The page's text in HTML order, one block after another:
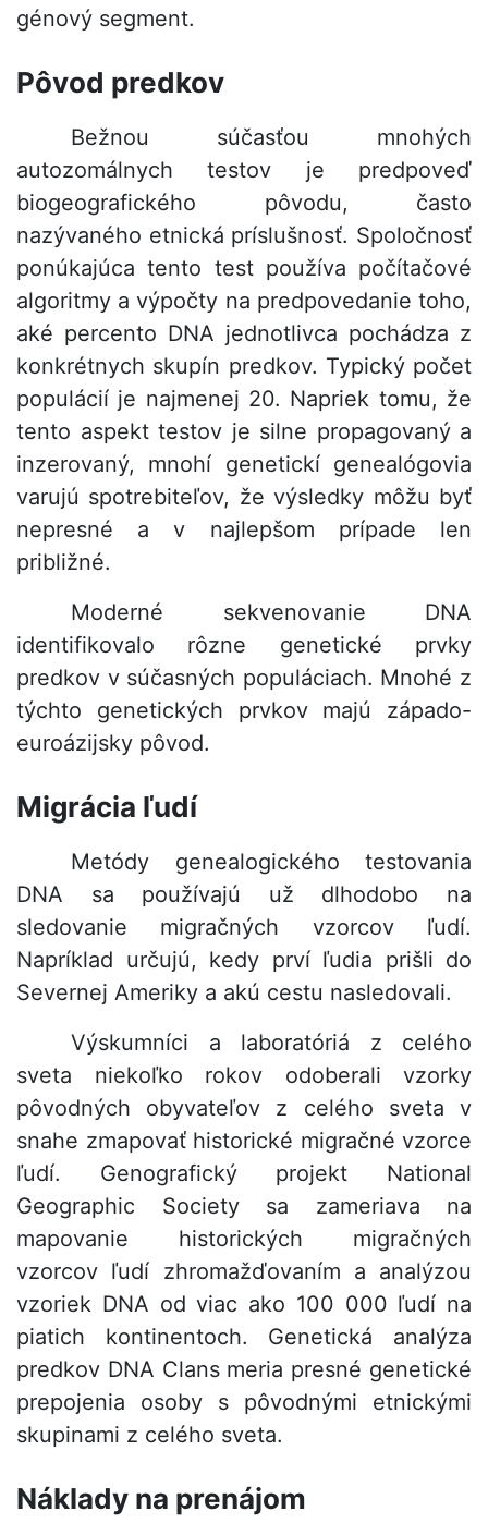
génový segment.
Pôvod predkov
Bežnou súčasťou mnohých
autozomálnych testov je predpoveď
biogeografického pôvodu, často
nazývaného etnická príslušnosť. Spoločnosť
ponúkajúca tento test používa počítačové
algoritmy a výpočty na predpovedanie toho,
aké percento DNA jednotlivca pochádza z
konkrétnych skupín predkov. Typický počet
populácií je najmenej 20. Napriek tomu, že
tento aspekt testov je silne propagovaný a
inzerovaný, mnohí genetickí genealógovia
varujú spotrebiteľov, že výsledky môžu byť
nepresné a v najlepšom prípade len
približné.
Moderné sekvenovanie DNA
identifikovalo rôzne genetické prvky
predkov v súčasných populáciach. Mnohé z
týchto genetických prvkov majú západo-
euroázijsky pôvod.
Migrácia ľudí
Metódy genealogického testovania
DNA sa používajú už dlhodobo na
sledovanie migračných vzorcov ľudí.
Napríklad určujú, kedy prví ľudia prišli do
Severnej Ameriky a akú cestu nasledovali.
Výskumníci a laboratóriá z celého
sveta niekoľko rokov odoberali vzorky
pôvodných obyvateľov z celého sveta v
snahe zmapovať historické migračné vzorce
ľudí. Genografický projekt National
Geographic Society sa zameriava na
mapovanie historických migračných
vzorcov ľudí zhromažďovaním a analýzou
vzoriek DNA od viac ako 100 000 ľudí na
piatich kontinentoch. Genetická analýza
predkov DNA Clans meria presné genetické
prepojenia osoby s pôvodnými etnickými
skupinami z celého sveta.
Náklady na prenájom